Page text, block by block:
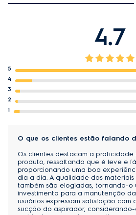
aspirador vertical ou de mão,
Com estacionamento vertical,
guardar. Combina com qualquer
comprometer a decoração do
Bateria de Lithium Turbo Power:
Longa duração de até 35
uma limpeza eficiente. Carrega
Filtro HEPA:
Sistema com filtro HEPA, que
até 99,9% das impurezas, ácaros
ambiente trazendo mais saúde
4.7
5
4
3
2
1
O que os clientes estão falando
Os clientes destacam a
produto, ressaltando que é leve e
proporcionando uma boa
dia a dia. A qualidade dos
também são elogiadas, tornando-o
investimento para a manutenção
usuários expressam satisfação
sucção do aspirador,